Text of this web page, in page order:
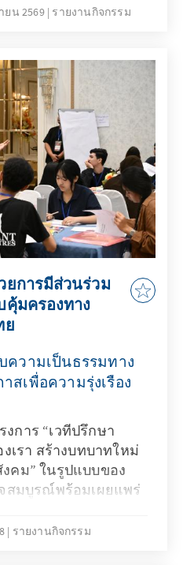
กครั้ง โดยมุ่งยกระดับ
อเพิ่มประสิทธิภาพใน
ผ่านการอบรมเชิง
ได้เรียนรู้ทั้งแนวคิด
ใช้จริงผ่านการฝึก
าร่วมจะได้เรียนรู้และ
างสรรค์ (Generative
าน เช่น การสรุปข้อมูล
สาร และการบริหาร
เพื่อเสริมศักยภาพ
าอัจฉริยะ (SMART
ยน 2569 รายงานกิจกรรม
ยการมีส่วนร่วม
คุ้มครองทาง
ย
ความเป็นธรรมทาง
สเพื่อความรุ่งเรือง
การ “เวทีปรึกษา
เรา สร้างบทบาทใหม่
คม” ในรูปแบบของ
สมบูรณ์พร้อมเผยแพร่
ตร์ กับมูลนิธิคอนราด
รายงานกิจกรรม